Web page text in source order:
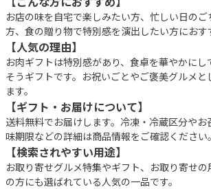
お店の味を自宅で楽しみたい方、忙しい日の
方、食の贈り物で特別感を演出したい方におす
【人気の理由】
お肉ギフトは特別感があり、食卓を華やかにし
そうギフトです。お祝いごとやご褒美グルメと
ます。
【ギフト・お届けについて】
送料無料でお届けします。冷凍・冷蔵区分や
味期限などの詳細は商品情報をご確認ください。
【検索されやすい用途】
お取り寄せグルメ特集やギフト、お取り寄せ
の方にも選ばれている人気の一品です。